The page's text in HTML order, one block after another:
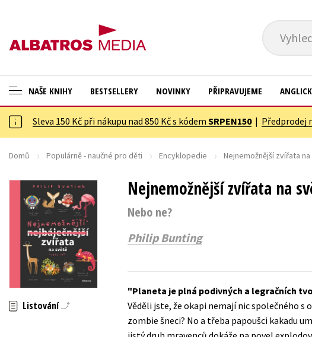
NAŠE KNIHY
ANGLICKÉ KNIHY -20 %
NOVÝ VÝPRODEJ -70 %
ASTERIX S DÁRKEM
🎁DÁRKOVÉ PUBLIKACE
✉️ DÁRKOVÉ POUKAZY
Auto - moto
Cestování
Dárkové publikace
Digitální fotografie
Esoterika a duchovní svět
Historie a military
Jazyky
Kalendáře
Kariéra a osobní rozvoj
BESTSELLERY NOVINKY PŘIPRAVUJEME
Sleva 150 Kč při nákupu nad 850 Kč s kódem SRPEN150| Předprodej
Domů Populárně - naučné pro děti Encyklopedie Nejnemožnější zvířata
Nejnemožnější zvířata na
Nebo ne?
Philip Bunting
Listování
Planeta je plná podivných a legračních
Věděli jste, že okapi nemají nic společného s
zombie šneci? No a třeba papoušci kakadu